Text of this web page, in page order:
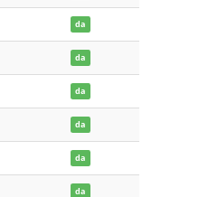
da
da
da
da
da
da